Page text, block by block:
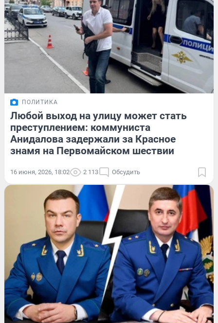
ПОЛИТИКА
Любой выход на улицу может стать
преступлением: коммуниста
Анидалова задержали за Красное
знамя на Первомайском шествии
16 июня, 2026, 18:02 2 113 Обсудить